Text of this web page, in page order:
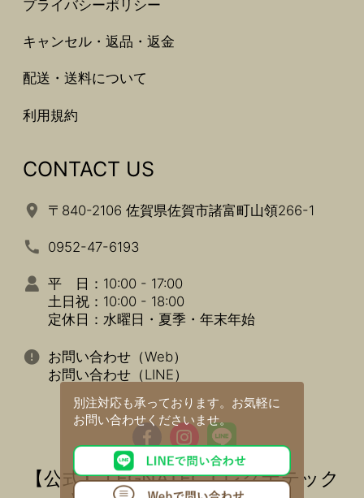
別注対応も承っております。 お気軽に
お問い合わせくださいませ。
プライバシーポリシー
キャンセル・返品・返金
配送・送料について
利用規約
CONTACT US
〒840-2106 佐賀県佐賀市諸富町山領266-1
0952-47-6193
平 日：10:00 - 17:00
土日祝：10:00 - 18:00
定休日：水曜日・夏季・年末年始
お問い合わせ（Web）
お問い合わせ（LINE）
【公式】 LEGNATEC ( レグナテック